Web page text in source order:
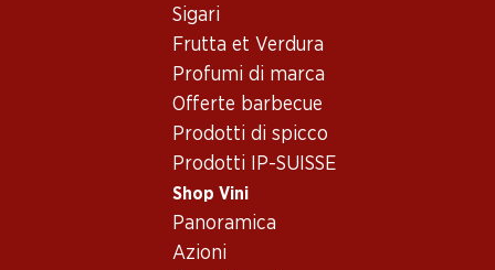
Sigari
Frutta et Verdura
Profumi di marca
Offerte barbecue
Prodotti di spicco
Prodotti IP-SUISSE
Shop Vini
Panoramica
Azioni
Château Gruaud Larose
Francia,Bordeaux, 2011
Rosso rubino carico con note violacee. Aromi robusti di